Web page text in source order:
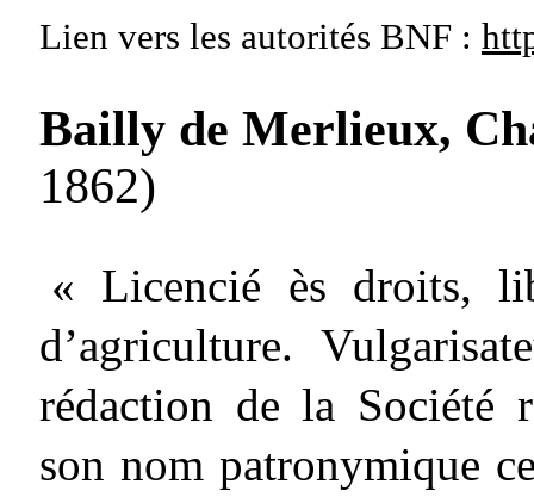
Lien vers les autorités BNF :
Bailly de Merlieux,
1862)
« Licencié ès droits,
d’agriculture.
rédaction de la Société
son nom patronymique